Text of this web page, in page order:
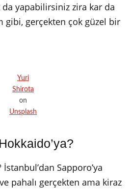
da yapabilirsiniz zira kar da
gibi, gerçekten çok güzel bir
Yuri
Shirota
on
Unsplash
İstanbul’dan Sapporo’ya
pahalı gerçekten ama kiraz